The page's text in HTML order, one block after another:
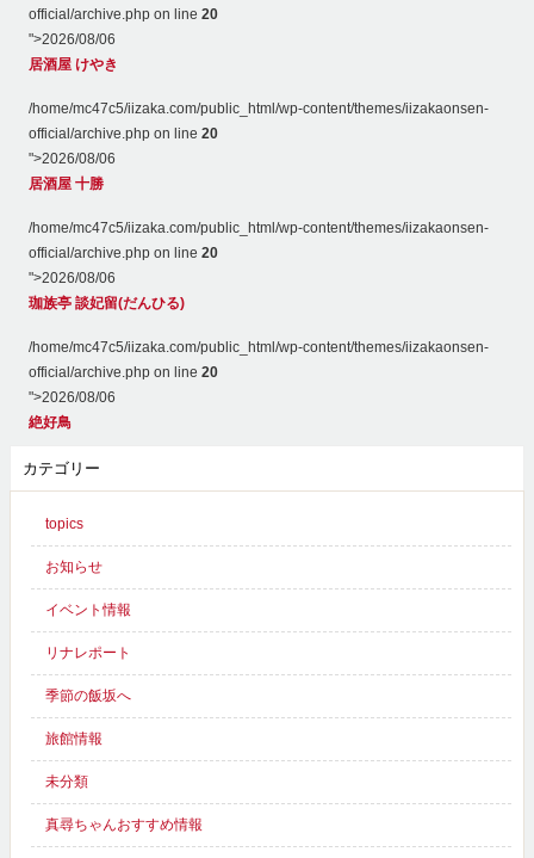
official/archive.php on line 20
">2026/08/06
居酒屋 けやき
/home/mc47c5/iizaka.com/public_html/wp-content/themes/iizakaonsen-
official/archive.php on line 20
">2026/08/06
居酒屋 十勝
/home/mc47c5/iizaka.com/public_html/wp-content/themes/iizakaonsen-
official/archive.php on line 20
">2026/08/06
珈族亭 談妃留(だんひる)
/home/mc47c5/iizaka.com/public_html/wp-content/themes/iizakaonsen-
official/archive.php on line 20
">2026/08/06
絶好鳥
カテゴリー
topics
お知らせ
イベント情報
リナレポート
季節の飯坂へ
旅館情報
未分類
真尋ちゃんおすすめ情報